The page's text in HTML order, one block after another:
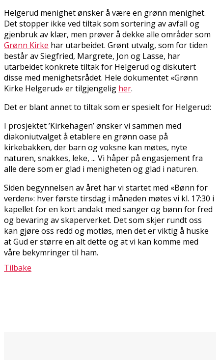
Helgerud menighet ønsker å være en grønn menighet.
Det stopper ikke ved tiltak som sortering av avfall og
gjenbruk av klær, men prøver å dekke alle områder som
Grønn Kirke har utarbeidet. Grønt utvalg, som for tiden
består av Siegfried, Margrete, Jon og Lasse, har
utarbeidet konkrete tiltak for Helgerud og diskutert
disse med menighetsrådet. Hele dokumentet «Grønn
Kirke Helgerud» er tilgjengelig her.
Det er blant annet to tiltak som er spesielt for Helgerud:
I prosjektet ’Kirkehagen’ ønsker vi sammen med
diakoniutvalget å etablere en grønn oase på
kirkebakken, der barn og voksne kan møtes, nyte
naturen, snakkes, leke, ... Vi håper på engasjement fra
alle dere som er glad i menigheten og glad i naturen.
Siden begynnelsen av året har vi startet med «Bønn for
verden»: hver første tirsdag i måneden møtes vi kl. 17:30 i
kapellet for en kort andakt med sanger og bønn for fred
og bevaring av skaperverket. Det som skjer rundt oss
kan gjøre oss redd og motløs, men det er viktig å huske
at Gud er større en alt dette og at vi kan komme med
våre bekymringer til ham.
Tilbake